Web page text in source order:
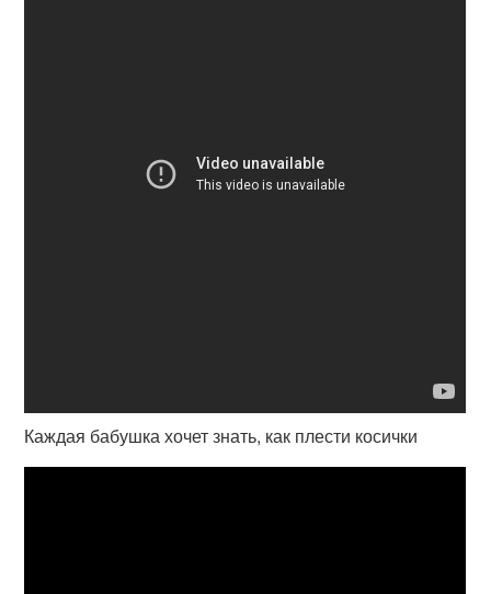
Каждая бабушка хочет знать, как плести косички